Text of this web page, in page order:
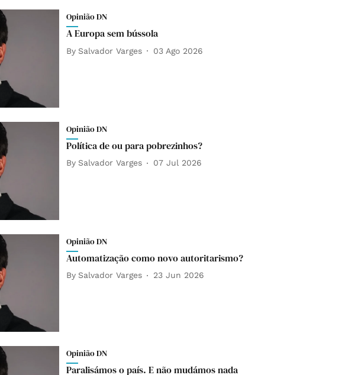
Opinião DN
A Europa sem bússola
By Salvador Varges 03 Ago 2026
Opinião DN
Política de ou para pobrezinhos?
By Salvador Varges 07 Jul 2026
Opinião DN
Automatização como novo autoritarismo?
By Salvador Varges 23 Jun 2026
Opinião DN
Paralisámos o país. E não mudámos nada